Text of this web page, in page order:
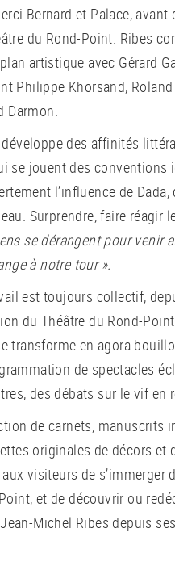
Bernard et Palace, avant
du Rond-Point. Ribes
artistique avec Gérard
Philippe Khorsand,
Darmon.
des affinités
se jouent des conventions
l’influence de Dada,
Surprendre, faire réagir
se dérangent pour venir
à notre tour ».
est toujours collectif,
du Théâtre du Rond-
transforme en agora
de spectacles
des débats sur le vif en
de carnets, manuscrits
originales de décors et
visiteurs de s’immerger
et de découvrir ou
Michel Ribes depuis